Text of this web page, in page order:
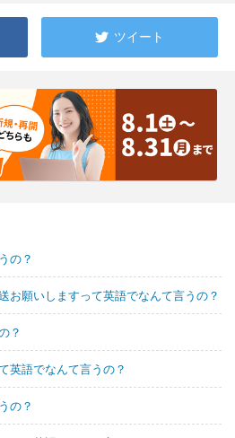
ツイート
の？
お願いしますって英語でなんて言うの？
？
英語でなんて言うの？
の？